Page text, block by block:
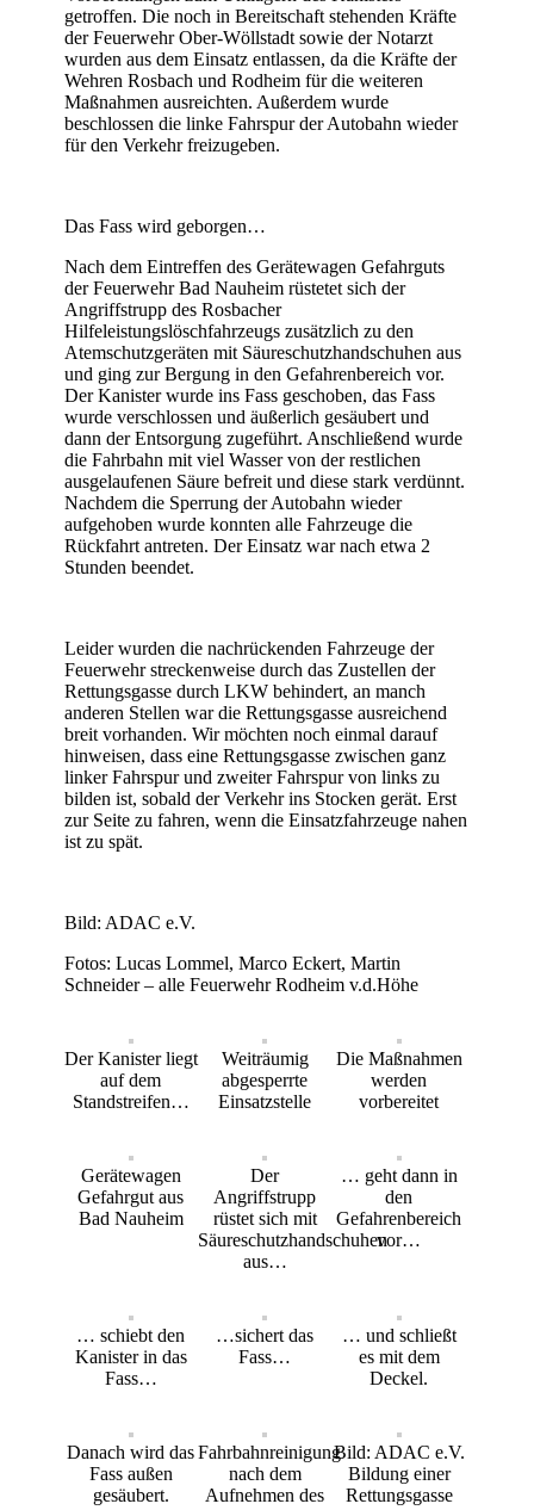
getroffen. Die noch in Bereitschaft stehenden Kräfte
der Feuerwehr Ober-Wöllstadt sowie der Notarzt
wurden aus dem Einsatz entlassen, da die Kräfte der
Wehren Rosbach und Rodheim für die weiteren
Maßnahmen ausreichten. Außerdem wurde
beschlossen die linke Fahrspur der Autobahn wieder
für den Verkehr freizugeben.
Das Fass wird geborgen…
Nach dem Eintreffen des Gerätewagen Gefahrguts
der Feuerwehr Bad Nauheim rüstetet sich der
Angriffstrupp des Rosbacher
Hilfeleistungslöschfahrzeugs zusätzlich zu den
Atemschutzgeräten mit Säureschutzhandschuhen aus
und ging zur Bergung in den Gefahrenbereich vor.
Der Kanister wurde ins Fass geschoben, das Fass
wurde verschlossen und äußerlich gesäubert und
dann der Entsorgung zugeführt. Anschließend wurde
die Fahrbahn mit viel Wasser von der restlichen
ausgelaufenen Säure befreit und diese stark verdünnt.
Nachdem die Sperrung der Autobahn wieder
aufgehoben wurde konnten alle Fahrzeuge die
Rückfahrt antreten. Der Einsatz war nach etwa 2
Stunden beendet.
Leider wurden die nachrückenden Fahrzeuge der
Feuerwehr streckenweise durch das Zustellen der
Rettungsgasse durch LKW behindert, an manch
anderen Stellen war die Rettungsgasse ausreichend
breit vorhanden. Wir möchten noch einmal darauf
hinweisen, dass eine Rettungsgasse zwischen ganz
linker Fahrspur und zweiter Fahrspur von links zu
bilden ist, sobald der Verkehr ins Stocken gerät. Erst
zur Seite zu fahren, wenn die Einsatzfahrzeuge nahen
ist zu spät.
Bild: ADAC e.V.
Fotos: Lucas Lommel, Marco Eckert, Martin
Schneider – alle Feuerwehr Rodheim v.d.Höhe
Der Kanister liegt
auf dem
Standstreifen…
Weiträumig
abgesperrte
Einsatzstelle
Die Maßnahmen
werden
vorbereitet
Gerätewagen
Gefahrgut aus
Bad Nauheim
Der
Angriffstrupp
rüstet sich mit
Säureschutzhandschuhen
aus…
… geht dann in
den
Gefahrenbereich
vor…
… schiebt den
Kanister in das
Fass…
…sichert das
Fass…
… und schließt
es mit dem
Deckel.
Danach wird das
Fass außen
gesäubert.
Fahrbahnreinigung
nach dem
Aufnehmen des
Bild: ADAC e.V.
Bildung einer
Rettungsgasse